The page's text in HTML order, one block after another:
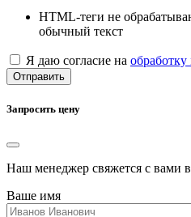
HTML-теги не
обычный текст
Я даю согласие на
Отправить
Запросить цену
Наш менеджер свяжется с вами
Ваше имя